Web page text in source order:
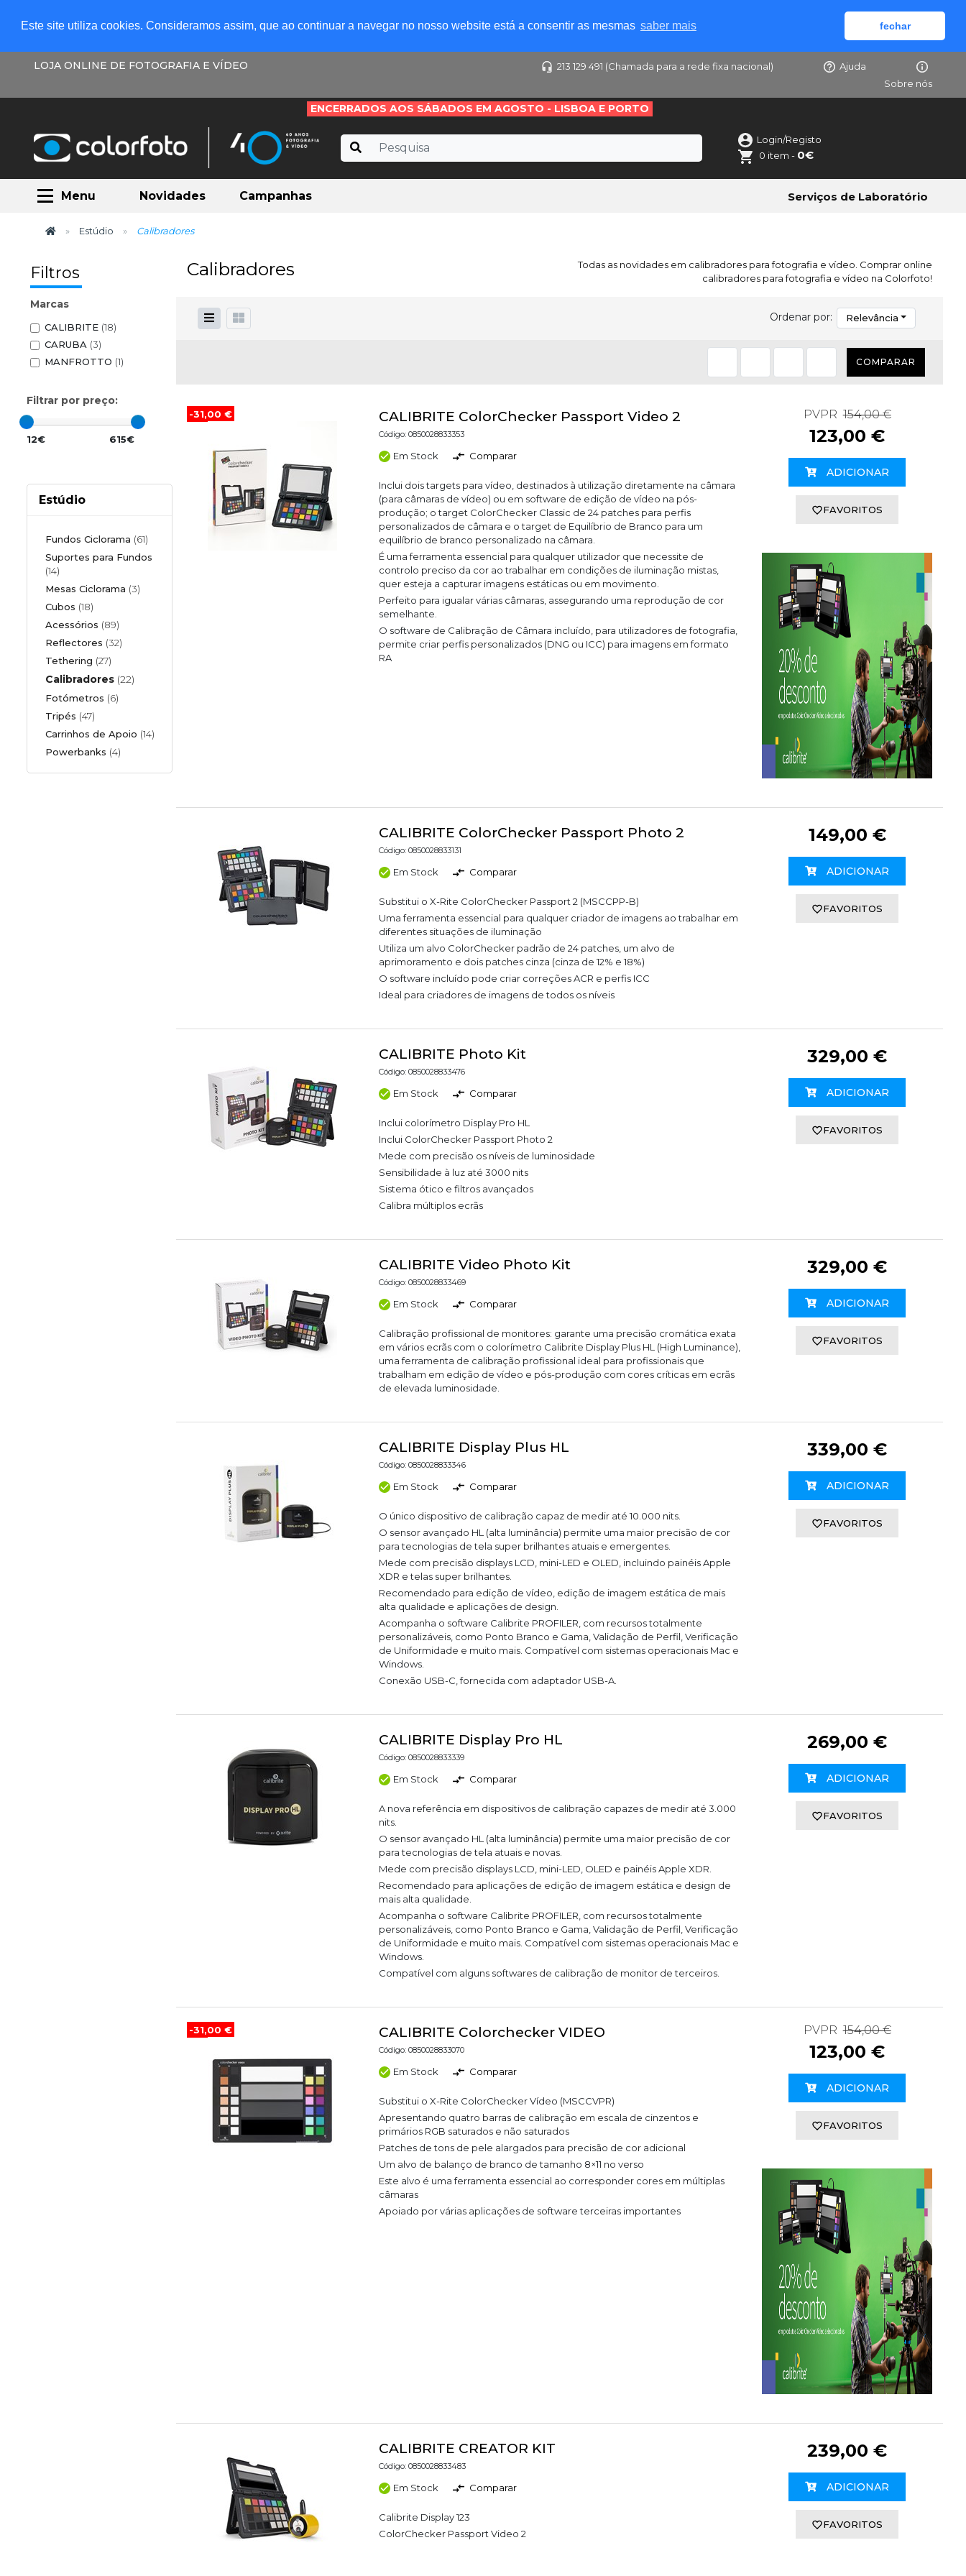
Este site utiliza cookies. Consideramos assim, que ao continuar a navegar no nosso website está a consentir as mesmas saber mais fechar
LOJA ONLINE DE FOTOGRAFIA E VÍDEO 213 129 491 (Chamada para a rede fixa nacional)
Ajuda
Sobre nós
ENCERRADOS AOS SÁBADOS EM AGOSTO - LISBOA E PORTO
Login/Registo
0 item - 0€
Menu Novidades Campanhas Serviços de Laboratório
Estúdio Calibradores
Filtros
Marcas
CALIBRITE (18)
CARUBA (3)
MANFROTTO (1)
Filtrar por preço:
12€ 615€
Estúdio
Fundos Ciclorama (61)
Suportes para Fundos
(14)
Mesas Ciclorama (3)
Cubos (18)
Acessórios (89)
Reflectores (32)
Tethering (27)
Calibradores (22)
Fotómetros (6)
Tripés (47)
Carrinhos de Apoio (14)
Powerbanks (4)
Calibradores
Todas as novidades em calibradores para fotografia e vídeo. Comprar online
calibradores para fotografia e vídeo na Colorfoto!
Ordenar por: Relevância
COMPARAR
-31,00 € CALIBRITE ColorChecker Passport Video 2
Código: 0850028833353
Em Stock Comparar
Inclui dois targets para vídeo, destinados à utilização diretamente na câmara
(para câmaras de vídeo) ou em software de edição de vídeo na pós-
produção; o target ColorChecker Classic de 24 patches para perfis
personalizados de câmara e o target de Equilíbrio de Branco para um
equilíbrio de branco personalizado na câmara.
É uma ferramenta essencial para qualquer utilizador que necessite de
controlo preciso da cor ao trabalhar em condições de iluminação mistas,
quer esteja a capturar imagens estáticas ou em movimento.
Perfeito para igualar várias câmaras, assegurando uma reprodução de cor
semelhante.
O software de Calibração de Câmara incluído, para utilizadores de fotografia,
permite criar perfis personalizados (DNG ou ICC) para imagens em formato
RA
PVPR 154,00 €
123,00 €
ADICIONAR
FAVORITOS
CALIBRITE ColorChecker Passport Photo 2
Código: 0850028833131
Em Stock Comparar
Substitui o X-Rite ColorChecker Passport 2 (MSCCPP-B)
Uma ferramenta essencial para qualquer criador de imagens ao trabalhar em
diferentes situações de iluminação
Utiliza um alvo ColorChecker padrão de 24 patches, um alvo de
aprimoramento e dois patches cinza (cinza de 12% e 18%)
O software incluído pode criar correções ACR e perfis ICC
Ideal para criadores de imagens de todos os níveis
149,00 €
ADICIONAR
FAVORITOS
CALIBRITE Photo Kit
Código: 0850028833476
Em Stock Comparar
Inclui colorímetro Display Pro HL
Inclui ColorChecker Passport Photo 2
Mede com precisão os níveis de luminosidade
Sensibilidade à luz até 3000 nits
Sistema ótico e filtros avançados
Calibra múltiplos ecrãs
329,00 €
ADICIONAR
FAVORITOS
CALIBRITE Video Photo Kit
Código: 0850028833469
Em Stock Comparar
Calibração profissional de monitores: garante uma precisão cromática exata
em vários ecrãs com o colorímetro Calibrite Display Plus HL (High Luminance),
uma ferramenta de calibração profissional ideal para profissionais que
trabalham em edição de vídeo e pós-produção com cores críticas em ecrãs
de elevada luminosidade.
329,00 €
ADICIONAR
FAVORITOS
CALIBRITE Display Plus HL
Código: 0850028833346
Em Stock Comparar
O único dispositivo de calibração capaz de medir até 10.000 nits.
O sensor avançado HL (alta luminância) permite uma maior precisão de cor
para tecnologias de tela super brilhantes atuais e emergentes.
Mede com precisão displays LCD, mini-LED e OLED, incluindo painéis Apple
XDR e telas super brilhantes.
Recomendado para edição de vídeo, edição de imagem estática de mais
alta qualidade e aplicações de design.
Acompanha o software Calibrite PROFILER, com recursos totalmente
personalizáveis, como Ponto Branco e Gama, Validação de Perfil, Verificação
de Uniformidade e muito mais. Compatível com sistemas operacionais Mac e
Windows.
Conexão USB-C, fornecida com adaptador USB-A.
339,00 €
ADICIONAR
FAVORITOS
CALIBRITE Display Pro HL
Código: 0850028833339
Em Stock Comparar
A nova referência em dispositivos de calibração capazes de medir até 3.000
nits.
O sensor avançado HL (alta luminância) permite uma maior precisão de cor
para tecnologias de tela atuais e novas.
Mede com precisão displays LCD, mini-LED, OLED e painéis Apple XDR.
Recomendado para aplicações de edição de imagem estática e design de
mais alta qualidade.
Acompanha o software Calibrite PROFILER, com recursos totalmente
personalizáveis, como Ponto Branco e Gama, Validação de Perfil, Verificação
de Uniformidade e muito mais. Compatível com sistemas operacionais Mac e
Windows.
Compatível com alguns softwares de calibração de monitor de terceiros.
269,00 €
ADICIONAR
FAVORITOS
-31,00 € CALIBRITE Colorchecker VIDEO
Código: 0850028833070
Em Stock Comparar
Substitui o X-Rite ColorChecker Vídeo (MSCCVPR)
Apresentando quatro barras de calibração em escala de cinzentos e
primários RGB saturados e não saturados
Patches de tons de pele alargados para precisão de cor adicional
Um alvo de balanço de branco de tamanho 8×11 no verso
Este alvo é uma ferramenta essencial ao corresponder cores em múltiplas
câmaras
Apoiado por várias aplicações de software terceiras importantes
PVPR 154,00 €
123,00 €
ADICIONAR
FAVORITOS
CALIBRITE CREATOR KIT
Código: 0850028833483
Em Stock Comparar
Calibrite Display 123
ColorChecker Passport Video 2
239,00 €
ADICIONAR
FAVORITOS